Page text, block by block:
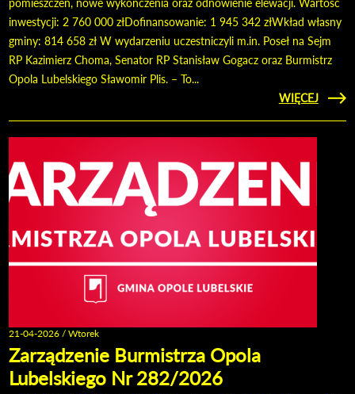
inwestycji: 2 760 000 złDofinansowanie: 1 945 342 złWkład własny
gminy: 814 658 zł W wydarzeniu uczestniczyli m.in. Poseł na Sejm
RP Kazimierz Choma, Senator RP Stanisław Gogacz oraz Burmistrz
Opola Lubelskiego Sławomir Plis. – To...
CZYTAJ
WIĘCEJ
O
21-04-2026 / Wtorek
Zarządzenie Burmistrza Opola
Lubelskiego Nr 282/2026